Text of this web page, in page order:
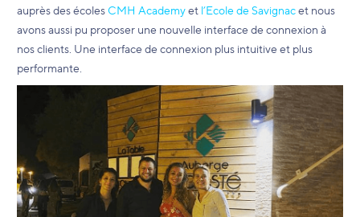
auprès des écolesCMH Academyet l’Ecole de Savignacet nous
avons aussi pu proposer une nouvelle interface de connexion à
nos clients. Une interface de connexion plus intuitive et plus
performante.